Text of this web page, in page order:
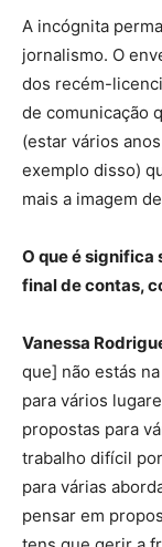
A incógnita
jornalismo. O
dos recém-
de comunicação
(estar vários
exemplo disso)
mais a imagem
O que é significa
final de contas,
Vanessa
que] não estás
para vários
propostas para
trabalho difícil
para várias
pensar em